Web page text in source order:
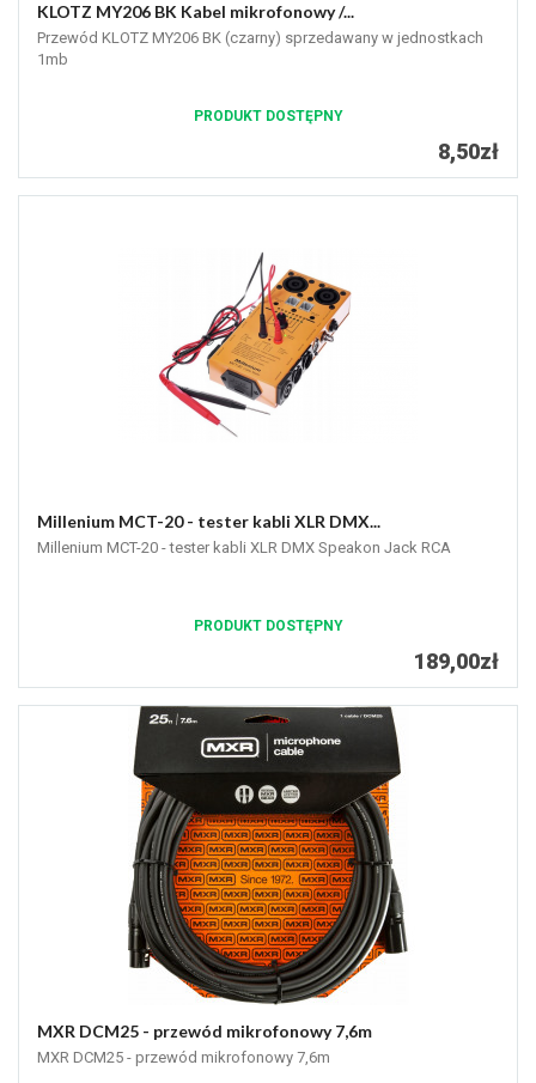
KLOTZ MY206 BK Kabel mikrofonowy /...
Przewód KLOTZ MY206 BK (czarny) sprzedawany w jednostkach
1mb
PRODUKT DOSTĘPNY
8,50zł
Millenium MCT-20 - tester kabli XLR DMX...
Millenium MCT-20 - tester kabli XLR DMX Speakon Jack RCA
PRODUKT DOSTĘPNY
189,00zł
MXR DCM25 - przewód mikrofonowy 7,6m
MXR DCM25 - przewód mikrofonowy 7,6m